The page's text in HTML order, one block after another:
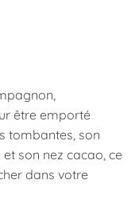
être emporté
tombantes, son
son nez cacao, ce
dans votre